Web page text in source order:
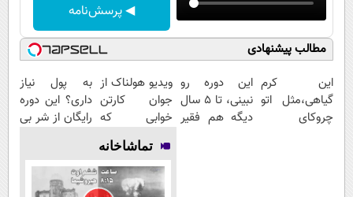
◀ پرسش‌نامه
مطالب پیشنهادی
این کرم
گیاهی،مثل اتو
چروکای
این دوره رو
نبینی، تا 5 سال
دیگه هم فقیر
ویدیو هولناک از
جوان کارتن
خوابی که
میلیاردر شد.
آموزش رایگان
به پول نیاز
داری؟ این دوره
رایگان از شر بی
تماشاخانه